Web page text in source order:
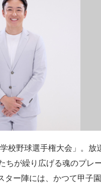
校野球選手権大会」。放
ちが繰り広げる魂のプレ
ター陣には、かつて甲子